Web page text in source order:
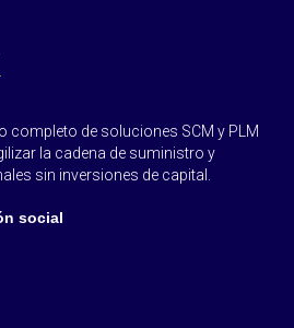
completo de soluciones SCM y PLM
la cadena de suministro y
sin inversiones de capital.
social